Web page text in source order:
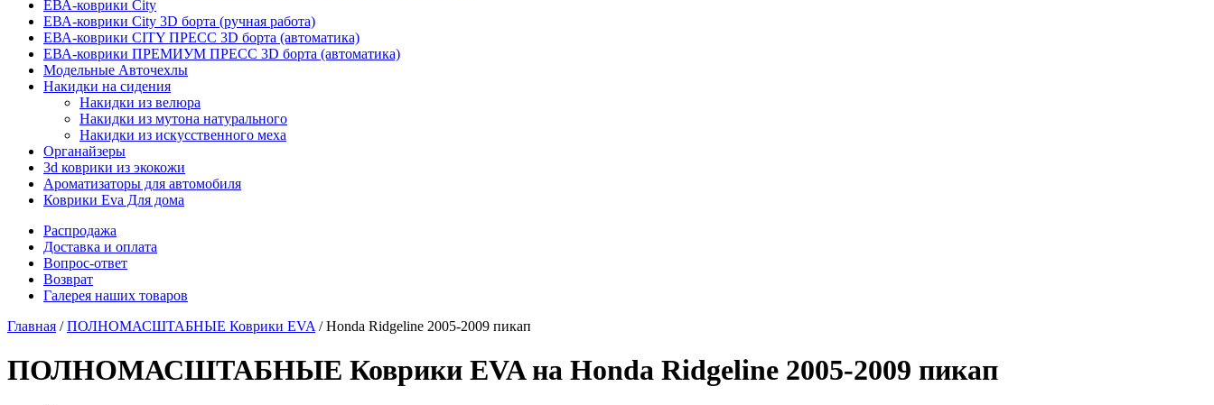
ЕВА-коврики City
ЕВА-коврики City 3D борта (ручная работа)
ЕВА-коврики CITY ПРЕСС 3D борта (автоматика)
ЕВА-коврики ПРЕМИУМ ПРЕСС 3D борта (автоматика)
Модельные Авточехлы
Накидки на сидения
Накидки из велюра
Накидки из мутона натурального
Накидки из искусственного меха
Органайзеры
3d коврики из экокожи
Ароматизаторы для автомобиля
Коврики Eva Для дома
Распродажа
Доставка и оплата
Вопрос-ответ
Возврат
Галерея наших товаров
Главная /ПОЛНОМАСШТАБНЫЕ Коврики EVA / Honda Ridgeline 2005-2009 пикап
ПОЛНОМАСШТАБНЫЕ Коврики EVA на Honda Ridgeline 2005-2009 пикап